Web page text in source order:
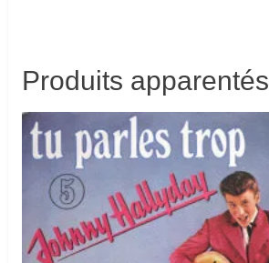
Produits apparentés